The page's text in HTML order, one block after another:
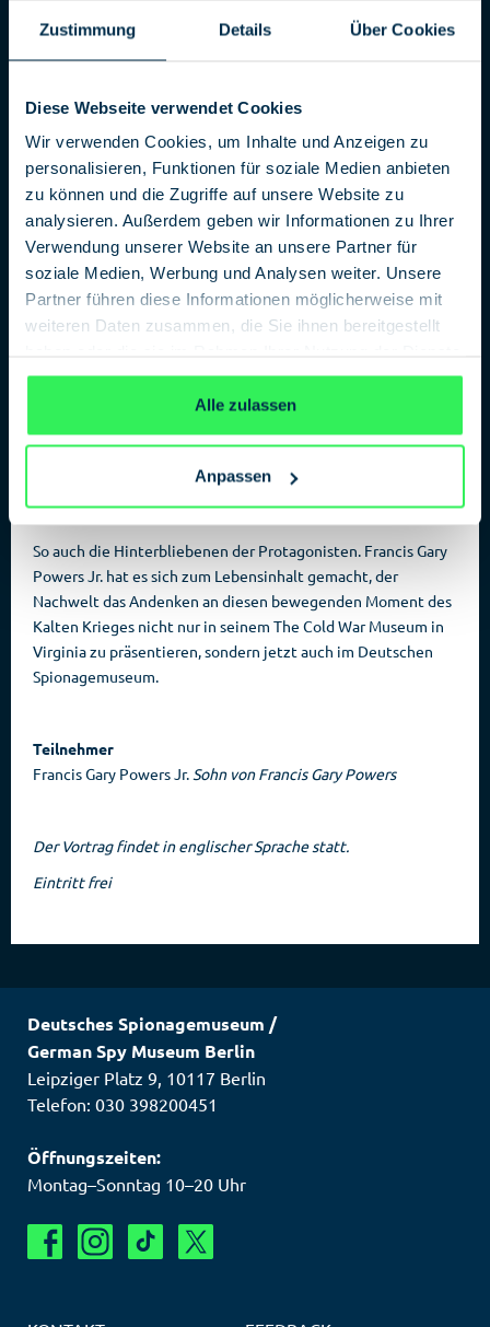
Zustimmung Details Über Cookies
Diese Webseite verwendet Cookies
Wir verwenden Cookies, um Inhalte und Anzeigen zu
personalisieren, Funktionen für soziale Medien anbieten
zu können und die Zugriffe auf unsere Website zu
analysieren. Außerdem geben wir Informationen zu Ihrer
Verwendung unserer Website an unsere Partner für
soziale Medien, Werbung und Analysen weiter. Unsere
Partner führen diese Informationen möglicherweise mit
weiteren Daten zusammen, die Sie ihnen bereitgestellt
gesammelt haben.Datenschutzerklärung
Alle zulassen
Anpassen
Francis Gary Powers Jr., Sohn des legendären U-2 Piloten
Francis Gary Powers, der 1960 bei einem Spionageflug von
der sowjetischen Luftverteidigung abgeschossen wurde und
kurze Zeit später in die Weltgeschichte der Spionage
eingehen sollte, ist zu Besuch in Berlin.
»Bridge of Spies« war nicht nur ein sehr erfolgreicher
Hollywood-Film von Steven Spielberg, sondern prägte auch
ein Sprachbild für einen der Spionage-Hotspots in Berlin. Die
Agententauschoperationen in der Geschichte des Kalten
Krieges. Diese besondere Rolle der Glienicker Brücke begann
Rudolf Abel ausgetauscht wurde. Ein filmreifer Stoff, der bis
heute fasziniert und bewegt.
So auch die Hinterbliebenen der Protagonisten. Francis Gary
Powers Jr. hat es sich zum Lebensinhalt gemacht, der
Nachwelt das Andenken an diesen bewegenden Moment des
Kalten Krieges nicht nur in seinem The Cold War Museum in
Virginia zu präsentieren, sondern jetzt auch im Deutschen
Spionagemuseum.
Teilnehmer
Francis Gary Powers Jr. Sohn von Francis Gary Powers
Der Vortrag findet in englischer Sprache statt.
Eintritt frei
Deutsches Spionagemuseum /
German Spy Museum Berlin
Leipziger Platz 9, 10117 Berlin
Telefon: 030 398200451
Öffnungszeiten:
Montag–Sonntag 10–20 Uhr